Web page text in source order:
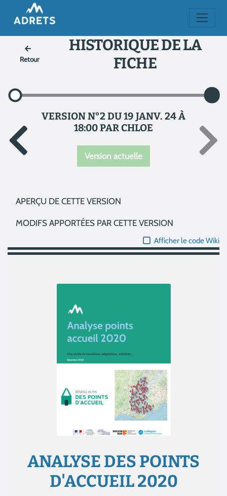
Retour
HISTORIQUE DE LA
FICHE
VERSION N°2 DU 19 JANV. 24 À
18:00 PAR CHLOE
Version actuelle
APERÇU DE CETTE VERSION
MODIFS APPORTÉES PAR CETTE VERSION
Afficher le code Wiki
ANALYSE DES POINTS
D'ACCUEIL 2020